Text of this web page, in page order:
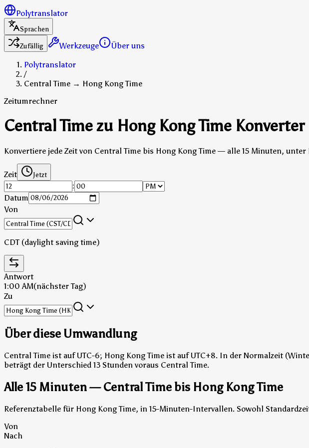
Polytranslator
Sprachen
Zufällig
Werkzeuge
Über uns
Polytranslator
/
Central Time → Hong Kong Time
Zeitumrechner
Central Time zu Hong Kong Time Konverter
Konvertiere jede Zeit von Central Time bis Hong Kong Time — alle 15 Minuten,
Zeit Jetzt
:
Datum
Von
CDT (daylight saving time)
Antwort
1:00 AM(nächster Tag)
Zu
Über diese Umwandlung
Central Time ist auf UTC-6; Hong Kong Time ist auf UTC+8. In der Normalzeit
beträgt der Unterschied 13 Stunden voraus Central Time.
Alle 15 Minuten — Central Time bis Hong Kong Time
Referenztabelle für Hong Kong Time, in 15-Minuten-Intervallen. Sowohl
Von
Nach